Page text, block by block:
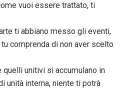
vuoi essere trattato, ti
ti abbiano messo gli eventi,
comprenda di non aver scelto
unitivi si accumulano in
unità interna, niente ti potrà